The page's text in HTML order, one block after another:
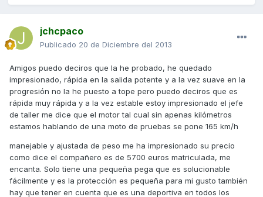
jchcpaco
Publicado 20 de Diciembre del 2013
Amigos puedo deciros que la he probado, he quedado
impresionado, rápida en la salida potente y a la vez suave en la
progresión no la he puesto a tope pero puedo deciros que es
rápida muy rápida y a la vez estable estoy impresionado el jefe
de taller me dice que el motor tal cual sin apenas kilómetros
estamos hablando de una moto de pruebas se pone 165 km/h
manejable y ajustada de peso me ha impresionado su precio
como dice el compañero es de 5700 euros matriculada, me
encanta. Solo tiene una pequeña pega que es solucionable
fácilmente y es la protección es pequeña para mi gusto también
hay que tener en cuenta que es una deportiva en todos los